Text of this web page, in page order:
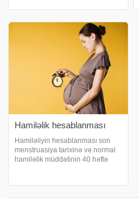
həftəlik hamiləlikdə doğuşa nə
qədər qalır?. 32 həftəlik zaman
Hamiləlik hesablanması
Hamiləliyin hesablanması son
menstruasiya tarixinə və normal
hamiləlik müddətinin 40 həftə
doğum tarixini proqnozlaşdırmaq